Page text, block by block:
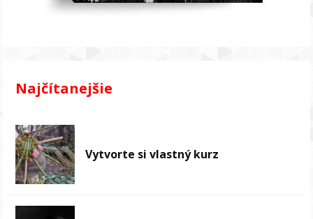
Najčítanejšie
Vytvorte si vlastný kurz